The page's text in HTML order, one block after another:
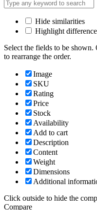
Hide similarities
Highlight
Select the fields to be
to rearrange the order.
Image
SKU
Rating
Price
Stock
Availability
Add to cart
Description
Content
Weight
Dimensions
Additional
Click outside to hide the
Compare